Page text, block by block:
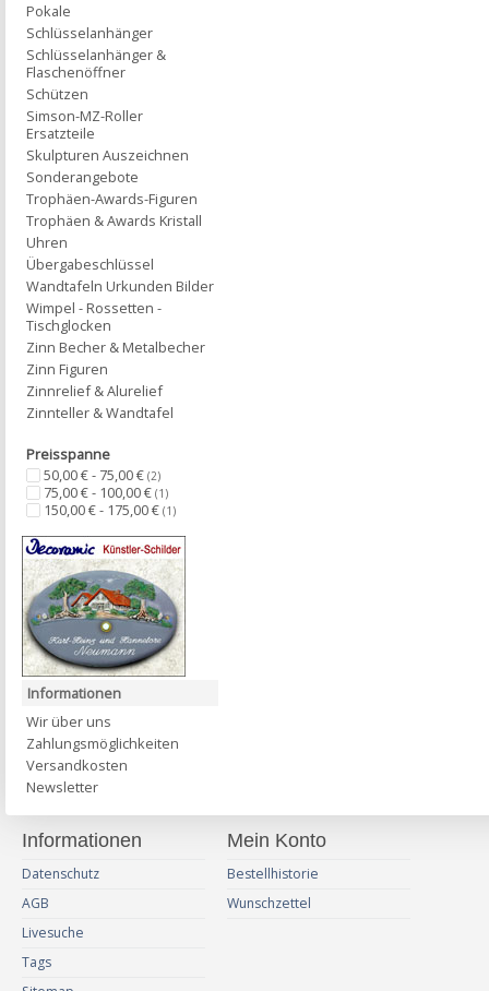
Pokale
Schlüsselanhänger
Schlüsselanhänger &
Flaschenöffner
Schützen
Simson-MZ-Roller
Ersatzteile
Skulpturen Auszeichnen
Sonderangebote
Trophäen-Awards-Figuren
Trophäen & Awards Kristall
Uhren
Übergabeschlüssel
Wandtafeln Urkunden Bilder
Wimpel - Rossetten -
Tischglocken
Zinn Becher & Metalbecher
Zinn Figuren
Zinnrelief & Alurelief
Zinnteller & Wandtafel
Preisspanne
50,00 € - 75,00 € (2)
75,00 € - 100,00 € (1)
150,00 € - 175,00 € (1)
Informationen
Wir über uns
Zahlungsmöglichkeiten
Versandkosten
Newsletter
Informationen
Datenschutz
AGB
Livesuche
Tags
Mein Konto
Bestellhistorie
Wunschzettel